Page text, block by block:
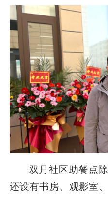
双月社区助餐点
还设有书房、观影室